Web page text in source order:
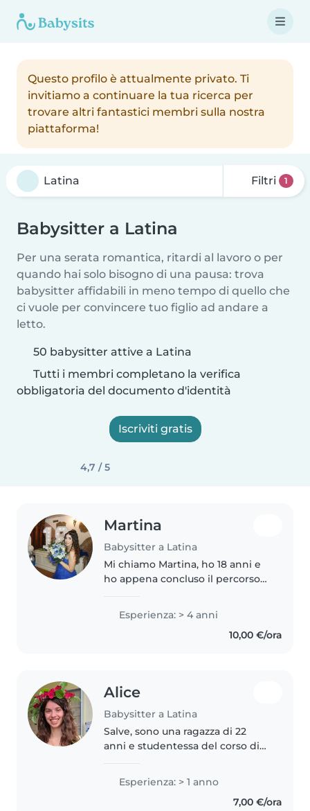
Questo profilo è attualmente privato. Ti
invitiamo a continuare la tua ricerca per
trovare altri fantastici membri sulla nostra
piattaforma!
Filtri 1
Babysitter a Latina
Per una serata romantica, ritardi al lavoro o per
quando hai solo bisogno di una pausa: trova
babysitter affidabili in meno tempo di quello che
ci vuole per convincere tuo figlio ad andare a
letto.
50 babysitter attive a Latina
Tutti i membri completano la verifica
obbligatoria del documento d'identità
Iscriviti gratis
4,7 / 5
Martina
Babysitter a Latina
Mi chiamo Martina, ho 18 anni e
ho appena concluso il percorso
Scienze Umane – indirizzo
Economico Sociale. Ho maturato
Esperienza: > 4 anni
10,00 €/ora
Alice
Babysitter a Latina
Salve, sono una ragazza di 22
anni e studentessa del corso di
l'Università LUMSA di Roma. Ho
precedentemente impartito
Esperienza: > 1 anno
7,00 €/ora